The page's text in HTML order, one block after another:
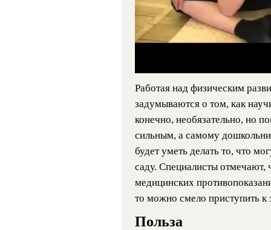
Работая над физическим
задумываются о том, как
конечно, необязательно, но
сильным, а самому
будет уметь делать то, что
саду. Специалисты отмечают,
медицинских
то можно смело приступить к
Польза